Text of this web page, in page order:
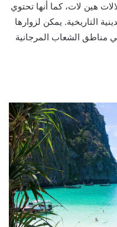
هين لات، كما أنها تحتوي
التاريخية. يمكن لزوارها
مناطق الشعاب المرجانية